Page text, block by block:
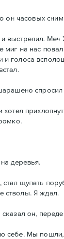
он часовых
выстрелил. Меч
миг на нас
и голоса
хотел
деревья.
стал щупать
стволы. Я ждал.
он,
себе. Мы пошли,